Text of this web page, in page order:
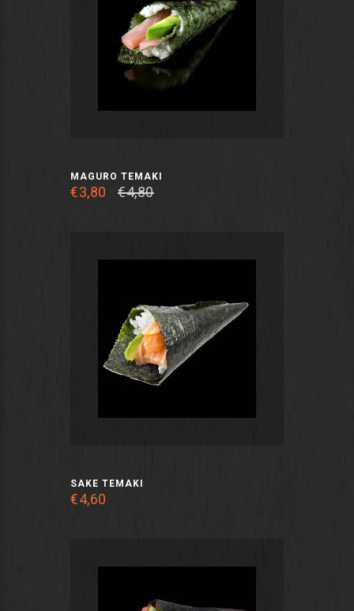
MAGURO TEMAKI
€3,80 €4,80
SAKE TEMAKI
€4,60